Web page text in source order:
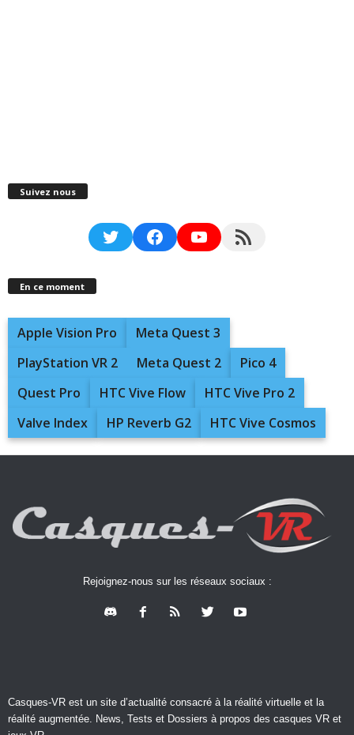
Suivez nous
TwitterFacebookYouTubeRSS Feed
En ce moment
Apple Vision Pro
Meta Quest 3
PlayStation VR 2
Meta Quest 2
Pico 4
Quest Pro
HTC Vive Flow
HTC Vive Pro 2
Valve Index
HP Reverb G2 HTC Vive Cosmos
Rejoignez-nous sur les réseaux sociaux :
Casques-VR est un site d’actualité consacré à la réalité virtuelle et la
réalité augmentée. News, Tests et Dossiers à propos des casques VR et